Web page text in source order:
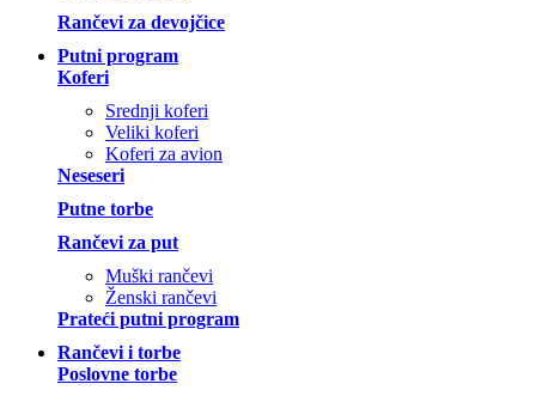
Rančevi za devojčice
Putni program
Koferi
Srednji koferi
Veliki koferi
Koferi za avion
Neseseri
Putne torbe
Rančevi za put
Muški rančevi
Ženski rančevi
Prateći putni program
Rančevi i torbe
Poslovne torbe